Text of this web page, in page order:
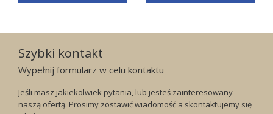
Szybki kontakt
Wypełnij formularz w celu kontaktu
Jeśli masz jakiekolwiek pytania, lub jesteś zainteresowany
naszą ofertą. Prosimy zostawić wiadomość a skontaktujemy się